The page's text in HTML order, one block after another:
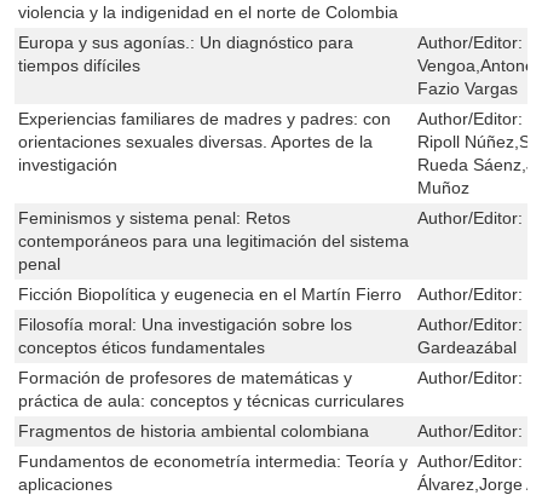
violencia y la indigenidad en el norte de Colombia
Europa y sus agonías.: Un diagnóstico para
tiempos difíciles
Author/Editor:
Fazio Vargas
Experiencias familiares de madres y padres: con
orientaciones sexuales diversas. Aportes de la
investigación
Author/Editor:
Ripoll
Rueda
Muñoz
Feminismos y sistema penal: Retos
contemporáneos para una legitimación del sistema
penal
Author/Editor:
Ficción Biopolítica y eugenecia en el Martín Fierro Author/Editor:
Filosofía moral: Una investigación sobre los
conceptos éticos fundamentales
Author/Editor:
Gardeazábal
Formación de profesores de matemáticas y
práctica de aula: conceptos y técnicas curriculares
Author/Editor:
Fragmentos de historia ambiental colombiana Author/Editor:
Fundamentos de econometría intermedia: Teoría y
aplicaciones
Author/Editor:
Álvarez,Jorge